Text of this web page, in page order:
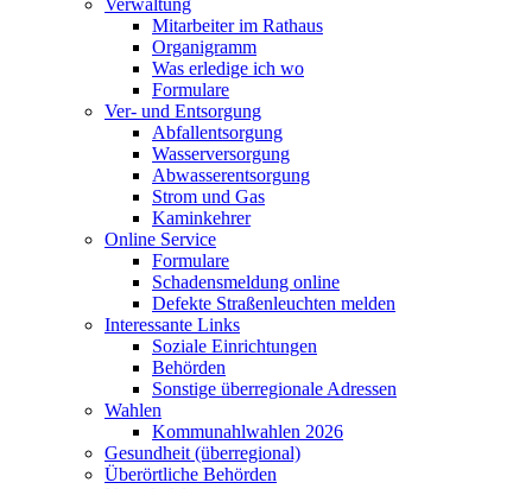
Verwaltung
Mitarbeiter im Rathaus
Organigramm
Was erledige ich wo
Formulare
Ver- und Entsorgung
Abfallentsorgung
Wasserversorgung
Abwasserentsorgung
Strom und Gas
Kaminkehrer
Online Service
Formulare
Schadensmeldung online
Defekte Straßenleuchten melden
Interessante Links
Soziale Einrichtungen
Behörden
Sonstige überregionale Adressen
Wahlen
Kommunahlwahlen 2026
Gesundheit (überregional)
Überörtliche Behörden